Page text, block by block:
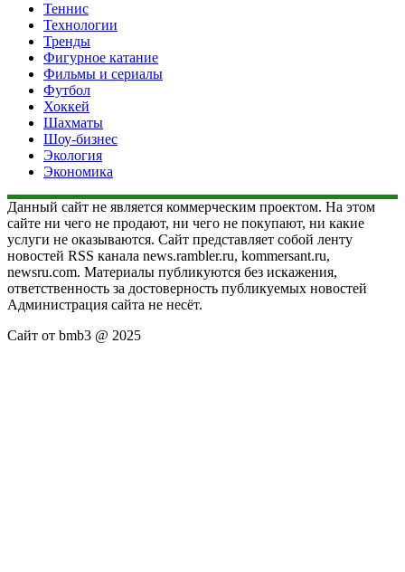
Теннис
Технологии
Тренды
Фигурное катание
Фильмы и сериалы
Футбол
Хоккей
Шахматы
Шоу-бизнес
Экология
Экономика
Данный сайт не является коммерческим проектом. На этом
сайте ни чего не продают, ни чего не покупают, ни какие
услуги не оказываются. Сайт представляет собой ленту
новостей RSS канала news.rambler.ru, kommersant.ru,
newsru.com. Материалы публикуются без искажения,
ответственность за достоверность публикуемых новостей
Администрация сайта не несёт.
Сайт от bmb3 @ 2025